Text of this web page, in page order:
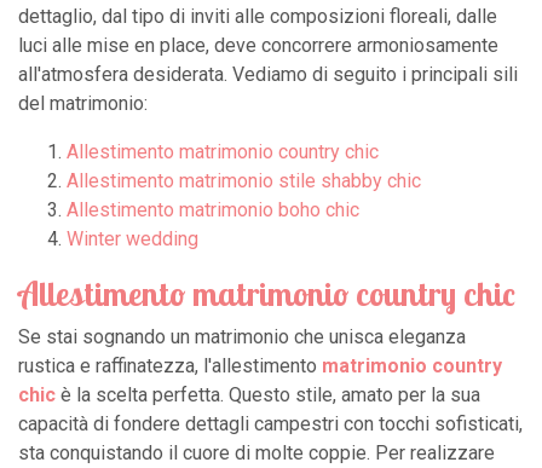
dettaglio, dal tipo di inviti alle composizioni floreali, dalle
luci alle mise en place, deve concorrere armoniosamente
all'atmosfera desiderata. Vediamo di seguito i principali sili
del matrimonio:
Allestimento matrimonio country chic
Allestimento matrimonio stile shabby chic
Allestimento matrimonio boho chic
Winter wedding
Allestimento matrimonio country chic
Se stai sognando un matrimonio che unisca eleganza
rustica e raffinatezza, l'allestimento matrimonio country
chic è la scelta perfetta. Questo stile, amato per la sua
capacità di fondere dettagli campestri con tocchi sofisticati,
sta conquistando il cuore di molte coppie. Per realizzare